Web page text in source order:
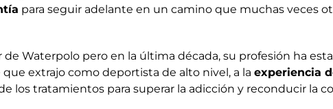
para seguir adelante en un camino que muchas veces
Waterpolo pero en la última década, su profesión ha
extrajo como deportista de alto nivel, a la experiencia
los tratamientos para superar la adicción y reconducir la